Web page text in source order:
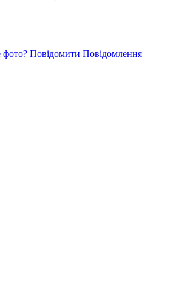
фото? Повідомити Повідомлення